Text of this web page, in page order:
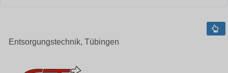
Entsorgungstechnik, Tübingen